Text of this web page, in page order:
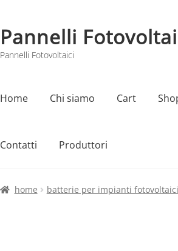
Vai
alla
navigazione
Vai
al
contenuto
Pannelli
Pannelli Fotovoltaici
Home Chi siamo Cart
Contatti Produttori
Home Cart Checkout Chi siamo Contatti
home batterie per impianti fotovoltaici